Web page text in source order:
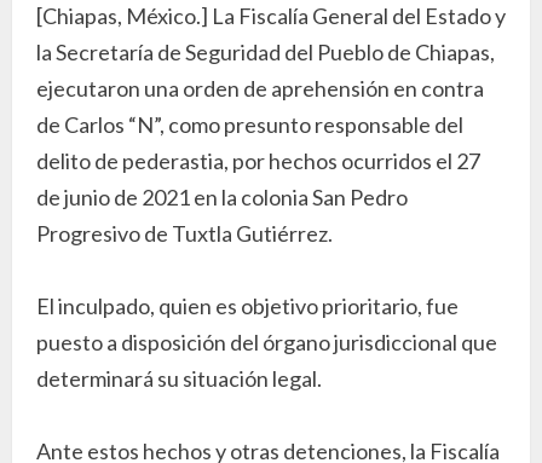
[Chiapas, México.] La Fiscalía General del Estado y
la Secretaría de Seguridad del Pueblo de Chiapas,
ejecutaron una orden de aprehensión en contra
de Carlos “N”, como presunto responsable del
delito de pederastia, por hechos ocurridos el 27
de junio de 2021 en la colonia San Pedro
Progresivo de Tuxtla Gutiérrez.
El inculpado, quien es objetivo prioritario, fue
puesto a disposición del órgano jurisdiccional que
determinará su situación legal.
Ante estos hechos y otras detenciones, la Fiscalía